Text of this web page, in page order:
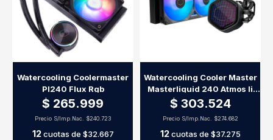
Watercooling Coolermaster
Pl240 Flux Rgb
$ 265.999
Precio S/Imp.Nac. $240.723
12cuotas de $32.667
Watercooling Cooler Master
Masterliquid 240 Atmos Ii
Pixel Le
$ 303.524
Precio S/Imp.Nac. $274.682
12cuotas de $37.275